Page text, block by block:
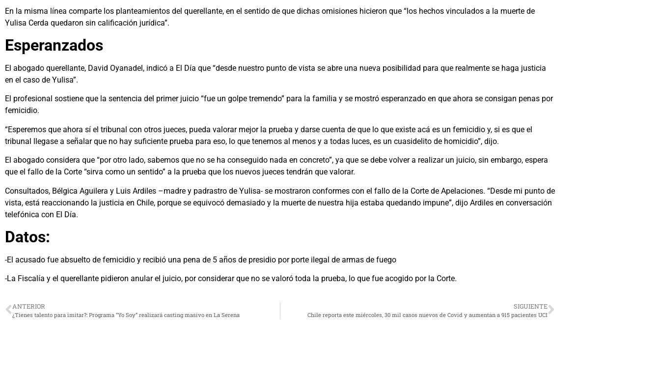
En la misma línea comparte los planteamientos del querellante, en el sentido de que dichas omisiones hicieron que “los hechos vinculados a la muerte de
Yulisa Cerda quedaron sin calificación jurídica”.
Esperanzados
El abogado querellante, David Oyanadel, indicó a El Día que “desde nuestro punto de vista se abre una nueva posibilidad para que realmente se haga justicia
en el caso de Yulisa”.
El profesional sostiene que la sentencia del primer juicio “fue un golpe tremendo” para la familia y se mostró esperanzado en que ahora se consigan penas por
femicidio.
“Esperemos que ahora sí el tribunal con otros jueces, pueda valorar mejor la prueba y darse cuenta de que lo que existe acá es un femicidio y, si es que el
tribunal llegase a señalar que no hay suficiente prueba para eso, lo que tenemos al menos y a todas luces, es un cuasidelito de homicidio”, dijo.
El abogado considera que “por otro lado, sabemos que no se ha conseguido nada en concreto”, ya que se debe volver a realizar un juicio, sin embargo, espera
que el fallo de la Corte “sirva como un sentido” a la prueba que los nuevos jueces tendrán que valorar.
Consultados, Bélgica Aguilera y Luis Ardiles –madre y padrastro de Yulisa- se mostraron conformes con el fallo de la Corte de Apelaciones. “Desde mi punto de
vista, está reaccionando la justicia en Chile, porque se equivocó demasiado y la muerte de nuestra hija estaba quedando impune”, dijo Ardiles en conversación
telefónica con El Día.
Datos:
-El acusado fue absuelto de femicidio y recibió una pena de 5 años de presidio por porte ilegal de armas de fuego
-La Fiscalía y el querellante pidieron anular el juicio, por considerar que no se valoró toda la prueba, lo que fue acogido por la Corte.
ANTERIOR
¿Tienes talento para imitar?: Programa “Yo Soy” realizará casting masivo en La Serena
SIGUIENTE
Chile reporta este miércoles, 30 mil casos nuevos de Covid y aumentan a 915 pacientes UCI